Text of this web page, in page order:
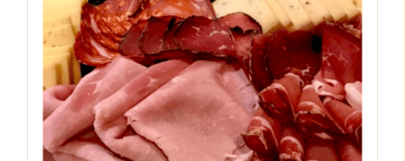
AJOUTER AU PANIER
/
DÉTAILS